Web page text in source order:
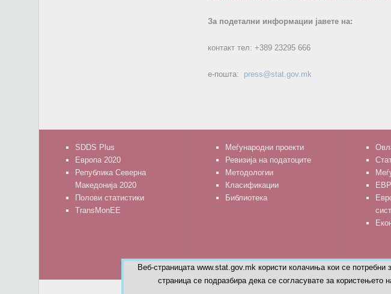
За подетални информации јавете на:
контакт тел: +389 23295 666
е-пошта: press@stat.gov.mk
SDDS Plus
Европа 2020
Република Северна
Македонија 2020
Полови статистики
TransMonEE
Меѓународни проекти
Ревизија на податоците
Методологии
Класификации
Библиотека
Веб-страницата www.stat.gov.mk користи колачиња кои се
страница се подразбира дека се согласувате за користењето